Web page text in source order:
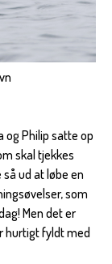
og Philip satte op
skal tjekkes
ud at løbe en
som
Men det er
hurtigt fyldt med